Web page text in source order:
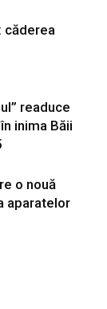
căderea
readuce
inima Băii
o nouă
aparatelor